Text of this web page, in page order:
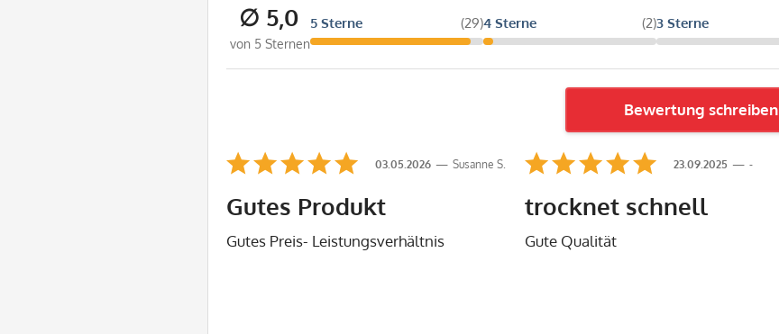
∅ 5,0
von 5 Sternen
5 Sterne (29)4 Sterne (2)3 Sterne
Bewertung schreiben
Susanne S.
03.05.2026
Gutes Produkt
Gutes Preis- Leistungsverhältnis
-
23.09.2025
trocknet schnell
Gute Qualität